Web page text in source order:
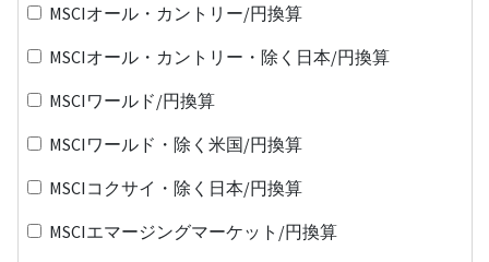
MSCIオール・カントリー/円換算
MSCIオール・カントリー・除く日本/円換算
MSCIワールド/円換算
MSCIワールド・除く米国/円換算
MSCIコクサイ・除く日本/円換算
MSCIエマージングマーケット/円換算